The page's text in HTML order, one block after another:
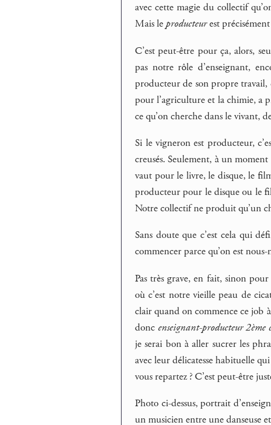
avec cette magie du collectif
Mais leproducteurest
C’est peut-être pour ça, alors,
pas notre rôle d’enseignant,
producteur de son propre
pour l’agriculture et la chimie, a
ce qu’on cherche dans le vivant,
Si le vigneron est producteur,
creusés. Seulement, à un
vaut pour le livre, le disque, le
producteur pour le disque ou le
Notre collectif ne produit qu’un
Sans doute que c’est cela qui
commencer parce qu’on est
Pas très grave, en fait, sinon
où c’est notre vieille peau de
clair quand on commence ce job
donc enseignant-producteur 2ème
je serai bon à aller sucrer les
avec leur délicatesse habituelle
vous repartez ? C’est peut-être
Photo ci-dessus, portrait
un musicien entre une danseuse